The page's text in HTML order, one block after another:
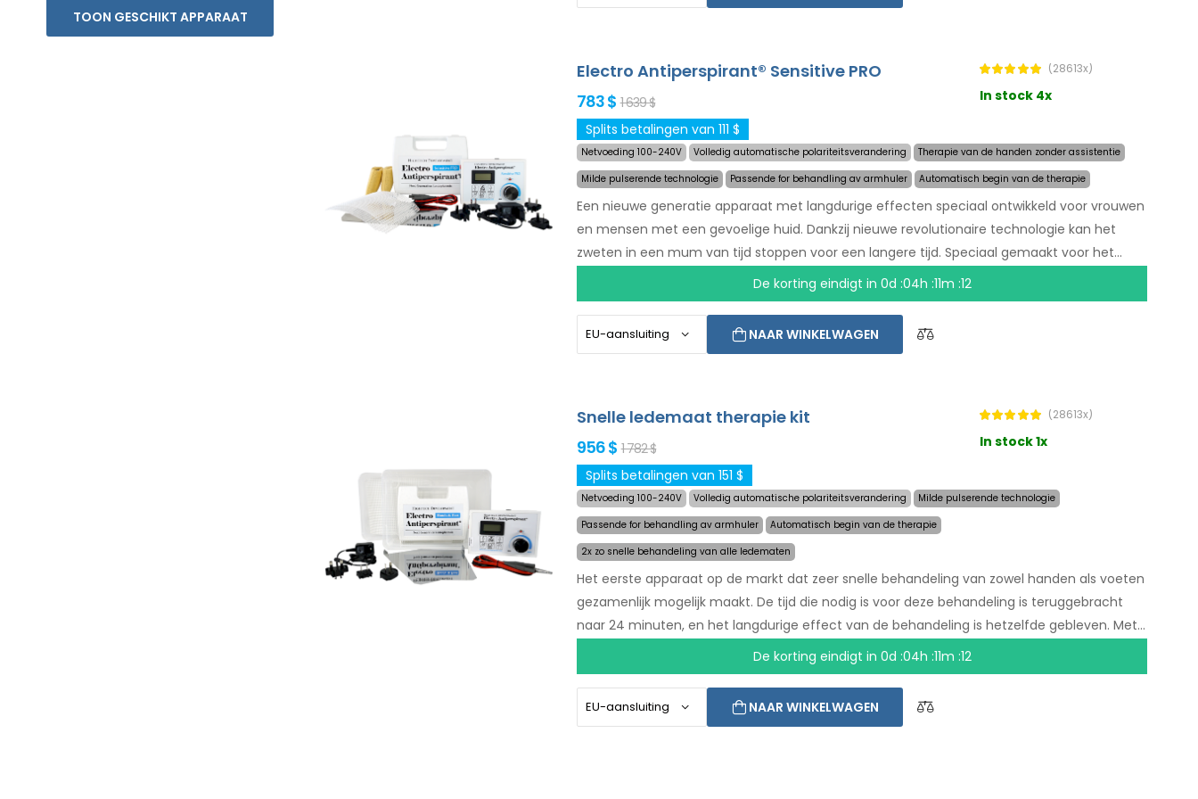
TOON GESCHIKT APPARAAT
Electro Antiperspirant® Sensitive PRO (28613x)
783 $ 1 639 $
In stock 4x
Splits betalingen van 111 $
Netvoeding 100-240V Volledig automatische polariteitsverandering
Therapie van de handen zonder assistentie
Milde pulserende technologie
Passende for behandling av armhuler Automatisch begin van de therapie
Een nieuwe generatie apparaat met langdurige effecten speciaal ontwikkeld voor vrouwen
en mensen met een gevoelige huid. Dankzij nieuwe revolutionaire technologie kan het
zweten in een mum van tijd stoppen voor een langere tijd. Speciaal gemaakt voor het
behandelen van de voeten, oksels, en beide handen zonder de assistentie van een ander
persoon (allemaal bijgesloten in het basispakket). Niet-goed-geld-terug garantie in geval
van ontevredenheid en gratis express verzending wereldwijd!
De korting eindigt in 0d :04h :11m :12
NAAR WINKELWAGEN
Snelle ledemaat therapie kit (28613x)
956 $ 1 782 $
In stock 1x
Splits betalingen van 151 $
Netvoeding 100-240V Volledig automatische polariteitsverandering
Milde pulserende technologie
Passende for behandling av armhuler
Automatisch begin van de therapie
2x zo snelle behandeling van alle ledematen
Het eerste apparaat op de markt dat zeer snelle behandeling van zowel handen als voeten
gezamenlijk mogelijk maakt. De tijd die nodig is voor deze behandeling is teruggebracht
naar 24 minuten, en het langdurige effect van de behandeling is hetzelfde gebleven. Met
een automatisch systeem bent u niet meer afhankelijk van een ander persoon. Zorg voor
droge handen en voeten vandaag met een niet-goed-geld-terug garantie en gratis
express verzending wereldwijd!
De korting eindigt in 0d :04h :11m :12
NAAR WINKELWAGEN